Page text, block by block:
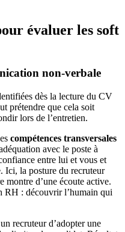
évaluer les soft
non-verbale
dès la lecture du CV
prétendre que cela soit
lors de l’entretien.
compétences transversales
avec le poste à
entre lui et vous et
Ici, la posture du recruteur
montre d’une écoute active.
RH : découvrir l’humain qui
recruteur d’adopter une